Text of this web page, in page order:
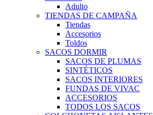
Adulto
TIENDAS DE CAMPAÑA
Tiendas
Accesorios
Toldos
SACOS DORMIR
SACOS DE PLUMAS
SINTÉTICOS
SACOS INTERIORES
FUNDAS DE VIVAC
ACCESORIOS
TODOS LOS SACOS